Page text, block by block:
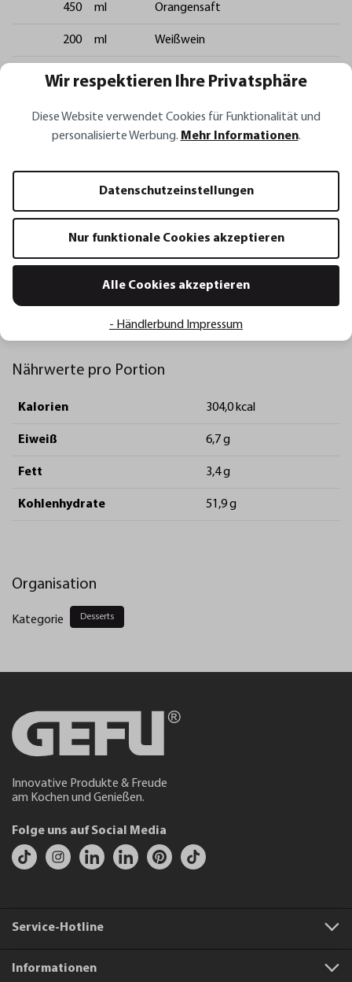
450 ml Orangensaft
200 ml Weißwein
Zucker
Zubereitung
Den Milchreis nach Gebrauchsanweisung zubereiten und
kaltstellen. Den kalten Milchreis mit einem Anrichtering in Form
bringen, mit Rohrzucker bestreuen und mit einem
FlambierbrennerFUEGOkaramellisieren.
Orangensaft, Weißwein und Zucker aufkochen, auf die Hälfte
reduzieren und etwas abkühlen lassen.
Die Physalis mit dem Gemüse- und ObstteilerFLEXICUT
Viertel teilen und in die Suppe geben.
Nährwerte pro Portion
Kalorien 304,0 kcal
Eiweiß 6,7 g
Fett 3,4 g
Kohlenhydrate 51,9 g
Organisation
Kategorie Desserts
Innovative Produkte & Freude
am Kochen und Genießen.
Folge uns auf Social Media
Service-Hotline
Informationen
Wir respektieren Ihre Privatsphäre
Diese Website verwendet Cookies für Funktionalität und
personalisierte Werbung. Mehr Informationen.
Datenschutzeinstellungen
Nur funktionale Cookies akzeptieren
Alle Cookies akzeptieren
- Händlerbund Impressum